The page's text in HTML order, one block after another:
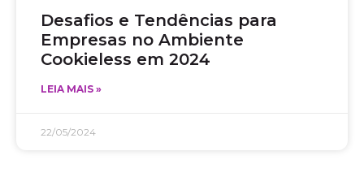
Desafios e Tendências para
Empresas no Ambiente
Cookieless em 2024
LEIA MAIS »
22/05/2024